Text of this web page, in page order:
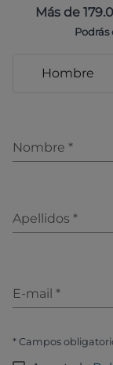
Más de
Hombre
Nombre *
Apellidos *
E-mail *
* Campos